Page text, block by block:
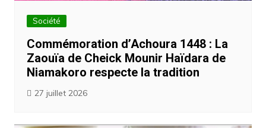
Société
Commémoration d’Achoura 1448 : La
Zaouïa de Cheick Mounir Haïdara de
Niamakoro respecte la tradition
27 juillet 2026